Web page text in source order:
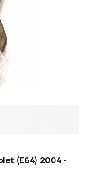
(E64) 2004 -